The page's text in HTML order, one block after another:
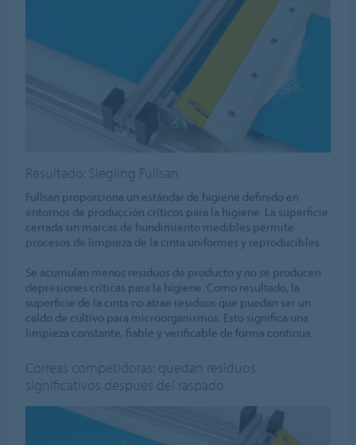
Resultado: Siegling Fullsan
Fullsan proporciona un estándar de higiene definido en
entornos de producción críticos para la higiene. La superficie
cerrada sin marcas de hundimiento medibles permite
procesos de limpieza de la cinta uniformes y reproducibles.
Se acumulan menos residuos de producto y no se producen
depresiones críticas para la higiene. Como resultado, la
superficie de la cinta no atrae residuos que puedan ser un
caldo de cultivo para microorganismos. Esto significa una
limpieza constante, fiable y verificable de forma continua.
Correas competidoras: quedan residuos
significativos después del raspado